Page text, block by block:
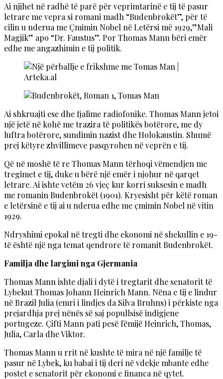
Ai njihet në radhë të parë për veprimtarinë e tij të pasur
letrare me vepra si romani madh “Budenbrokët”, për të
cilin u nderua me Çmimin Nobel në Letërsi më 1929,”Mali
Magjik” apo “Dr. Faustus”. Por Thomas Mann bëri emër
edhe me angazhimin e tij politik.
Ai shkruajti ese dhe fjalime radiofonike. Thomas Mann jetoi
një jetë në kohë me trazira të politikës botërore, me dy
luftra botërore, sundimin nazist dhe Holokaustin. Shumë
prej këtyre zhvillimeve pasqyrohen në veprën e tij.
Që në moshë të re Thomas Mann tërhoqi vëmendjen me
tregimet e tij, duke u bërë një emër i njohur në qarqet
letrare. Ai ishte vetëm 26 vjeç kur korri suksesin e madh
me romanin Budenbrokët (1901). Kryesisht për këtë roman
e letërsinë e tij ai u nderua edhe me çmimin Nobel në vitin
1929.
Ndryshimi epokal në tregti dhe ekonomi në shekullin e 19-
të është një nga temat qendrore të romanit Budenbrokët.
Familja dhe largimi nga Gjermania
Thomas Mann ishte djali i dytë i tregtarit dhe senatorit të
Lybekut Thomas Johann Heinrich Mann. Nëna e tij e lindur
në Brazil Julia (emri i lindjes da Silva Bruhns) i përkiste nga
prejardhja prej nënës së saj popullsisë indigjene
portugeze. Çifti Mann pati pesë fëmijë Heinrich, Thomas,
Julia, Carla dhe Viktor.
Thomas Mann u rrit në kushte të mira në një familje të
pasur në Lybek, ku babai i tij deri në vdekje mbante edhe
postet e senatorit për ekonomi e financa në qytet.